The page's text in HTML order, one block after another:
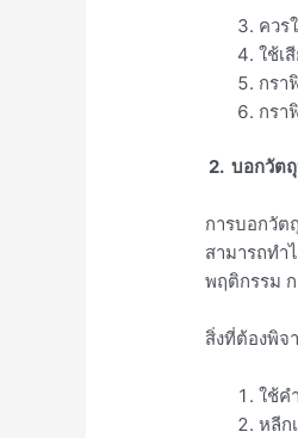
ควร
ใช้เ
กรา
กรา
2.บอกวัต
การบอกวัต
สามารถทำ
พฤติกรรม
สิ่งที่ต้องพิจ
ใช้ค
หลีก